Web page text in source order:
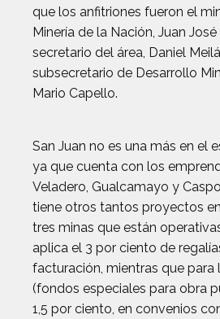
que los anfitriones fueron el
Minería de la Nación, Juan
secretario del área, Daniel
subsecretario de Desarrollo
Mario Capello.
San Juan no es una más en el
ya que cuenta con los
Veladero, Gualcamayo y
tiene otros tantos proyectos
tres minas que están
aplica el 3 por ciento de
facturación, mientras que para
(fondos especiales para obra
1,5 por ciento, en convenios